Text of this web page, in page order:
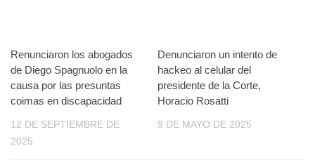
Renunciaron los abogados
de Diego Spagnuolo en la
causa por las presuntas
coimas en discapacidad
12 DE SEPTIEMBRE DE
2025
Denunciaron un intento de
hackeo al celular del
presidente de la Corte,
Horacio Rosatti
9 DE MAYO DE 2025